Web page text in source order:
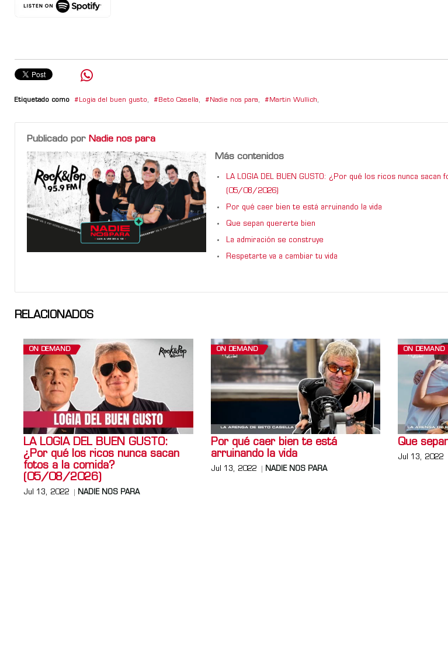
Etiquetado como Logia del buen gusto, Beto Casella, Nadie nos para, Martin Wullich,
Publicado por Nadie nos para
Más contenidos
LA LOGIA DEL BUEN GUSTO: ¿Por qué los ricos nunca sacan
(05/08/2026)
Por qué caer bien te está arruinando la vida
Que sepan quererte bien
La admiración se construye
Respetarte va a cambiar tu vida
RELACIONADOS
ON DEMAND
LA LOGIA DEL BUEN GUSTO:
¿Por qué los ricos nunca sacan
fotos a la comida?
(05/08/2026)
Jul 13, 2022 NADIE NOS PARA
ON DEMAND
Por qué caer bien te está
arruinando la vida
Jul 13, 2022 NADIE NOS PARA
ON DEMAND
Que
Jul 13, 2022